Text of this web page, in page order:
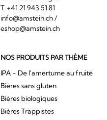
T. +41 21 943 51 81
info@amstein.ch/
eshop@amstein.ch
NOS PRODUITS PAR THÈME
IPA - De l'amertume au fruité
Bières sans gluten
Bières biologiques
Bières Trappistes